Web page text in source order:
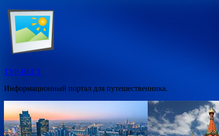
Перейти
содержимому
ТУР-ВЕСТ
Информационный портал для путешественника.